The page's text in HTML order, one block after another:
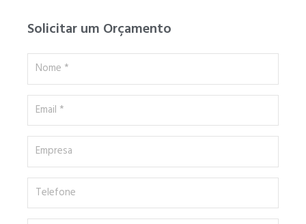
Solicitar um Orçamento
Nome
*
Email
*
Empresa
Telefone